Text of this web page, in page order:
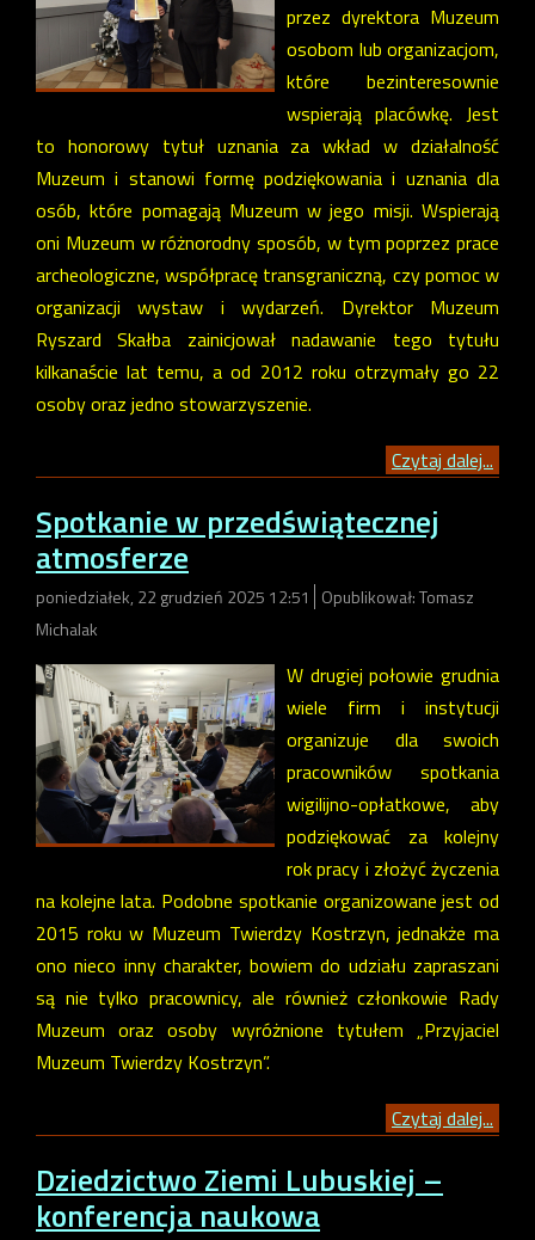
przez dyrektora Muzeum
osobom lub organizacjom,
które bezinteresownie
wspierają placówkę. Jest
to honorowy tytuł uznania za wkład w działalność
Muzeum i stanowi formę podziękowania i uznania dla
osób, które pomagają Muzeum w jego misji. Wspierają
oni Muzeum w różnorodny sposób, w tym poprzez prace
archeologiczne, współpracę transgraniczną, czy pomoc w
organizacji wystaw i wydarzeń. Dyrektor Muzeum
Ryszard Skałba zainicjował nadawanie tego tytułu
kilkanaście lat temu, a od 2012 roku otrzymały go 22
osoby oraz jedno stowarzyszenie.
Czytaj dalej...
Spotkanie w przedświątecznej
atmosferze
poniedziałek, 22 grudzień 2025 12:51
Opublikował: Tomasz
Michalak
W drugiej połowie grudnia
wiele firm i instytucji
organizuje dla swoich
pracowników spotkania
wigilijno-opłatkowe, aby
podziękować za kolejny
rok pracy i złożyć życzenia
na kolejne lata. Podobne spotkanie organizowane jest od
2015 roku w Muzeum Twierdzy Kostrzyn, jednakże ma
ono nieco inny charakter, bowiem do udziału zapraszani
są nie tylko pracownicy, ale również członkowie Rady
Muzeum oraz osoby wyróżnione tytułem „Przyjaciel
Muzeum Twierdzy Kostrzyn”.
Czytaj dalej...
Dziedzictwo Ziemi Lubuskiej –
konferencja naukowa